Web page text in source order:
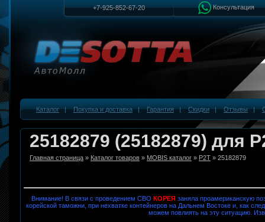
+7-925-852-67-20 Консультация
Каталог|Покупка и доставка|Гарантия|Скидки|Отзывы|
25182879 (25182879) для
Главная страница » Каталог товаров » MOBIS каталог » P2T » 25182879
Внимание! В связи с проведением СВО КОРЕЯзаняла проамериканскую
корейской таможни, при нехватке контейнеров на Дальнем Востоке и, как
можем повлиять на эту ситуацию.